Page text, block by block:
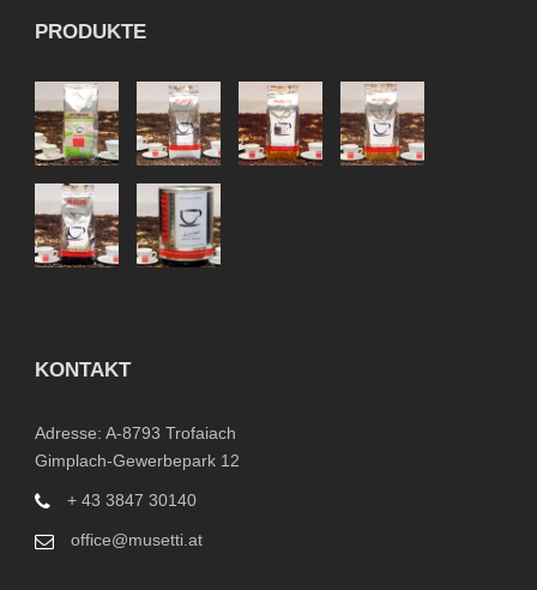
PRODUKTE
KONTAKT
Adresse: A-8793 Trofaiach
Gimplach-Gewerbepark 12
+ 43 3847 30140
office@musetti.at